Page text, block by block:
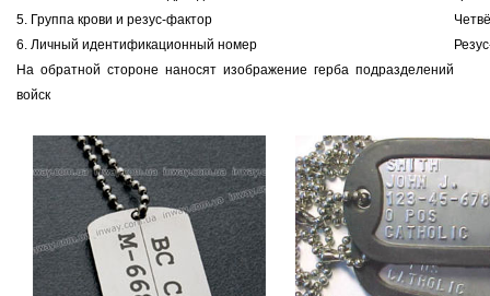
5. Группа крови и резус-фактор
6. Личный идентификационный номер
На обратной стороне наносят изображение герба подразделений
войск